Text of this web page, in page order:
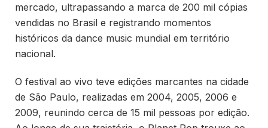
mercado, ultrapassando a marca de 200 mil cópias
vendidas no Brasil e registrando momentos
históricos da dance music mundial em território
nacional.
O festival ao vivo teve edições marcantes na cidade
de São Paulo, realizadas em 2004, 2005, 2006 e
2009, reunindo cerca de 15 mil pessoas por edição.